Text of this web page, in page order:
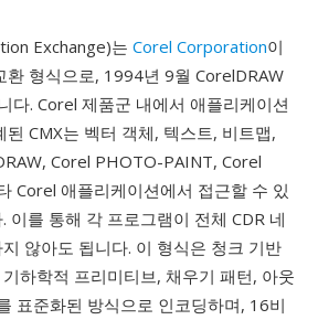
Exchange)는 Corel Corporation이
환 형식으로, 1994년 9월 CorelDRAW
다. Corel 제품군 내에서 애플리케이션
CMX는 벡터 객체, 텍스트, 비트맵,
Corel PHOTO-PAINT, Corel
Corel 애플리케이션에서 접근할 수 있
이를 통해 각 프로그램이 전체 CDR 네
않아도 됩니다. 이 형식은 청크 기반
하학적 프리미티브, 채우기 패턴, 아웃
표준화된 방식으로 인코딩하며, 16비